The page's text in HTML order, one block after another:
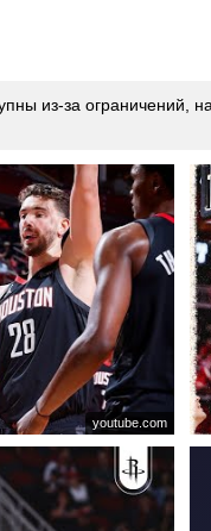
из-за
youtube.com